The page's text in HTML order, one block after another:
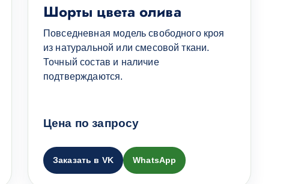
Шорты цвета олива
Повседневная модель свободного кроя
из натуральной или смесовой ткани.
Точный состав и наличие
подтверждаются.
Цена по запросу
Заказать в VK WhatsApp